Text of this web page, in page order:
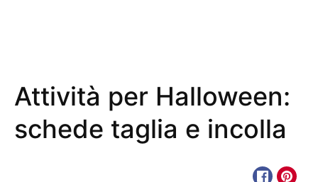
Attività per Halloween:
schede taglia e incolla